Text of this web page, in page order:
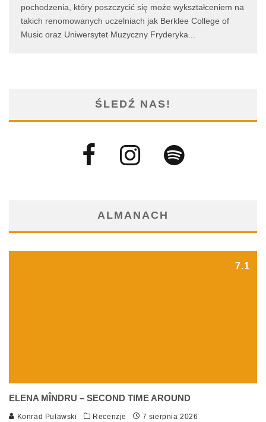
pochodzenia, który poszczycić się może wykształceniem na
takich renomowanych uczelniach jak Berklee College of
Music oraz Uniwersytet Muzyczny Fryderyka...
ŚLEDŹ NAS!
ALMANACH
7.1
ELENA MÎNDRU – SECOND TIME AROUND
Konrad Puławski Recenzje 7 sierpnia 2026